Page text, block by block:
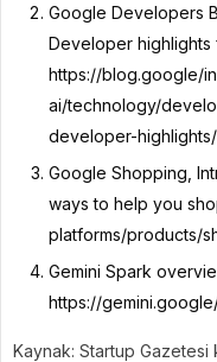
Google Developers
Developer highlights
https://blog.google/
ai/technology/
developer-highlights/
Google Shopping,
ways to help you
platforms/products/
Gemini Spark
https://
Kaynak: Startup Gazetesi